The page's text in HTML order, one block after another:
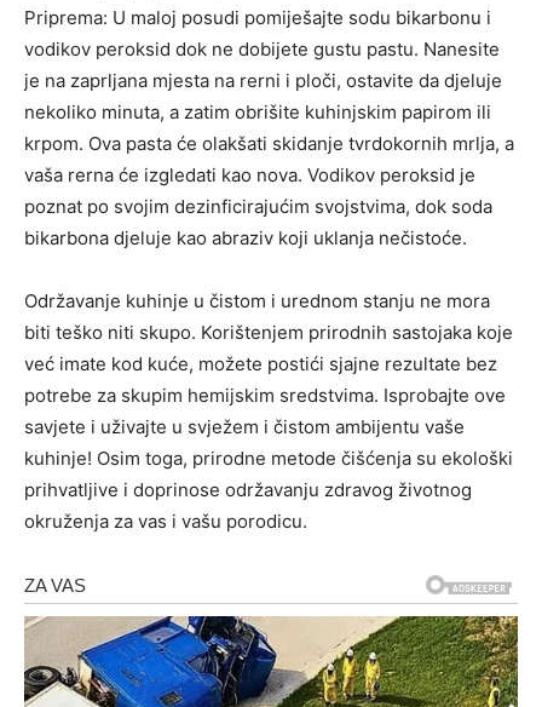
Priprema: U maloj posudi pomiješajte sodu bikarbonu i
vodikov peroksid dok ne dobijete gustu pastu. Nanesite
je na zaprljana mjesta na rerni i ploči, ostavite da djeluje
nekoliko minuta, a zatim obrišite kuhinjskim papirom ili
krpom. Ova pasta će olakšati skidanje tvrdokornih mrlja, a
vaša rerna će izgledati kao nova. Vodikov peroksid je
poznat po svojim dezinficirajućim svojstvima, dok soda
bikarbona djeluje kao abraziv koji uklanja nečistoće.
Održavanje kuhinje u čistom i urednom stanju ne mora
biti teško niti skupo. Korištenjem prirodnih sastojaka koje
već imate kod kuće, možete postići sjajne rezultate bez
potrebe za skupim hemijskim sredstvima. Isprobajte ove
savjete i uživajte u svježem i čistom ambijentu vaše
kuhinje! Osim toga, prirodne metode čišćenja su ekološki
prihvatljive i doprinose održavanju zdravog životnog
okruženja za vas i vašu porodicu.